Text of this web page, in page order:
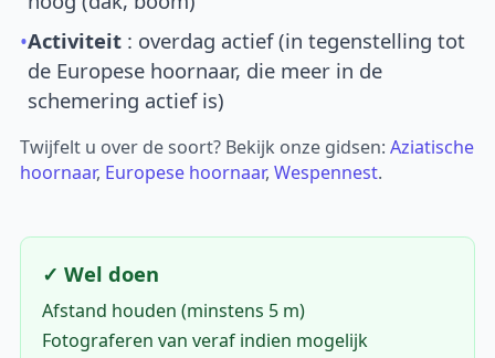
•Activiteit : overdag actief (in tegenstelling tot
de Europese hoornaar, die meer in de
schemering actief is)
Twijfelt u over de soort? Bekijk onze gidsen:Aziatische
hoornaar, Europese hoornaar,Wespennest.
✓ Wel doen
Afstand houden (minstens 5 m)
Fotograferen van veraf indien mogelijk